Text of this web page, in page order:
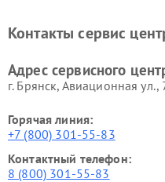
Контакты сервис
Адрес сервисного
г. Брянск, Авиационная ул.,
Горячая линия:
+7 (800) 301-55-83
Контактный телефон:
8 (800) 301-55-83